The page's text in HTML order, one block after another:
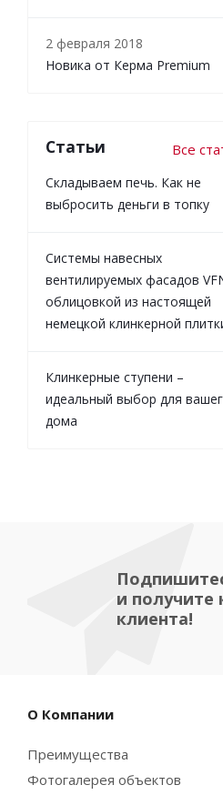
2 февраля 2018
Новика от Керма Premium
Статьи Все
Складываем печь. Как не
выбросить деньги в топку
Системы навесных
вентилируемых фасадов
облицовкой из настоящей
немецкой клинкерной
Клинкерные ступени –
идеальный выбор для
дома
и получите
клиента!
О Компании
Преимущества
Фотогалерея объектов